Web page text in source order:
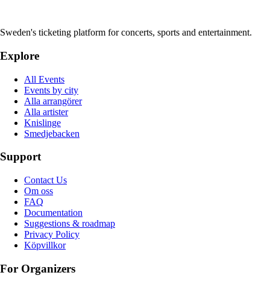
Sweden's ticketing platform for concerts, sports and entertainment.
Explore
All Events
Events by city
Alla arrangörer
Alla artister
Knislinge
Smedjebacken
Support
Contact Us
Om oss
FAQ
Documentation
Suggestions & roadmap
Privacy Policy
Köpvillkor
For Organizers